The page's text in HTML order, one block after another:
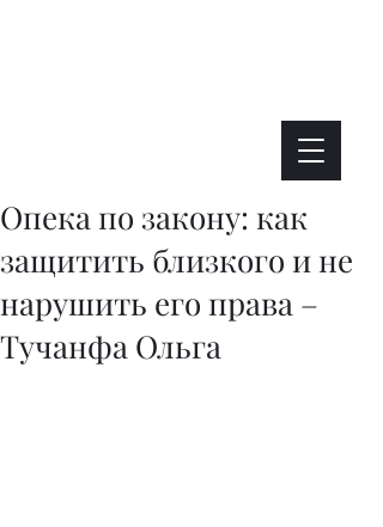
Опека по закону: как
защитить близкого и не
нарушить его права –
Тучанфа Ольга